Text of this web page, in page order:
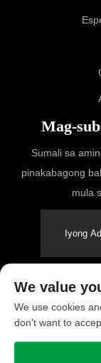
Mag-
Sumali sa
pinakabagong
mula
ng karapatan ay
We value
We use cookies
don't want to